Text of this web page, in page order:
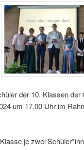
der 10. Klassen
um 17.00 Uhr im
je zwei